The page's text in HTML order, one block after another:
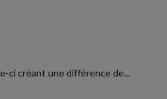
ci créant une différence de...